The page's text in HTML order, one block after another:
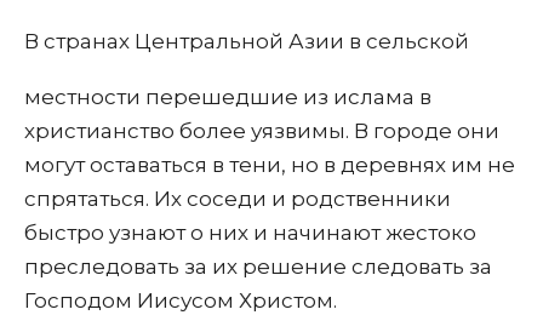
В странах Центральной Азии в сельской
местности перешедшие из ислама в
христианство более уязвимы. В городе они
могут оставаться в тени, но в деревнях им не
спрятаться. Их соседи и родственники
быстро узнают о них и начинают жестоко
преследовать за их решение следовать за
Господом Иисусом Христом.